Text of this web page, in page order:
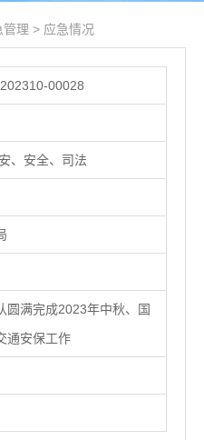
管理 > 应急情况
00028
、安全、司法
圆满完成2023年中秋、国
通安保工作